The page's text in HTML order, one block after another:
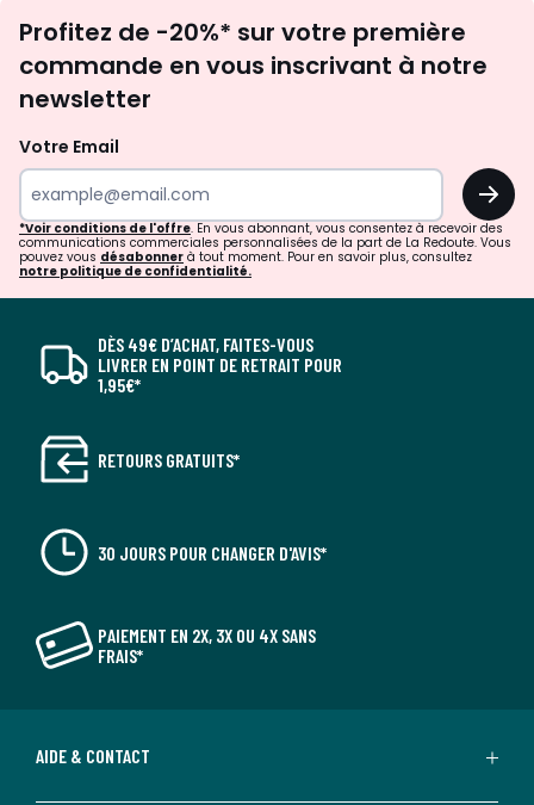
newsletter
Profitez de -20%* sur votre première
commande en vous inscrivant à notre
newsletter
Votre Email
OK
*Voir conditions de l'offre. En vous abonnant, vous consentez à recevoir des
communications commerciales personnalisées de la part de La Redoute. Vous
pouvez vous désabonner à tout moment. Pour en savoir plus, consultez
notre politique de confidentialité.
DÈS 49€ D’ACHAT, FAITES-VOUS
LIVRER EN POINT DE RETRAIT POUR
1,95€*
RETOURS GRATUITS*
30 JOURS POUR CHANGER D'AVIS*
PAIEMENT EN 2X, 3X OU 4X SANS
FRAIS*
AIDE & CONTACT